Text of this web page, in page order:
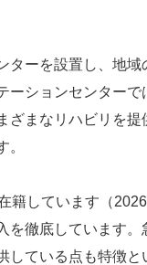
ターを設置し、地
ーションセンター
ざまなリハビリを
。
籍しています（
を徹底しています
している点も特徴と